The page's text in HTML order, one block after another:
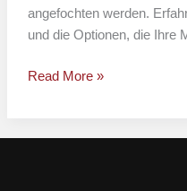
angefochten werden.
und die Optionen, die Ihre
Read More »